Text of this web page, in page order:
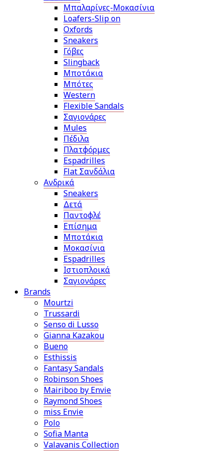
Μπαλαρίνες-Μοκασίνια
Loafers-Slip on
Oxfords
Sneakers
Γόβες
Slingback
Μποτάκια
Μπότες
Western
Flexible Sandals
Σαγιονάρες
Mules
Πέδιλα
Πλατφόρμες
Espadrilles
Flat Σανδάλια
Ανδρικά
Sneakers
Δετά
Παντοφλέ
Επίσημα
Μποτάκια
Μοκασίνια
Espadrilles
Ιστιοπλοικά
Σαγιονάρες
Brands
Mourtzi
Trussardi
Senso di Lusso
Gianna Kazakou
Bueno
Esthissis
Fantasy Sandals
Robinson Shoes
Mairiboo by Envie
Raymond Shoes
miss Envie
Polo
Sofia Manta
Valavanis Collection